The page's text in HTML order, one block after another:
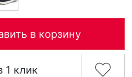
в корзину
1 клик